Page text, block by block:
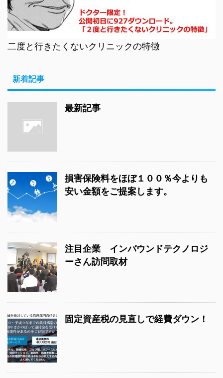
二度と行きたくないクリニックの特徴
新着記事
最新記事
損害保険料をほぼ１００％今よりも
安い金額をご提案します。
注目企業 インバウンドテクノロジ
ーさん訪問取材
固定資産税の見直しで経費ダウン！